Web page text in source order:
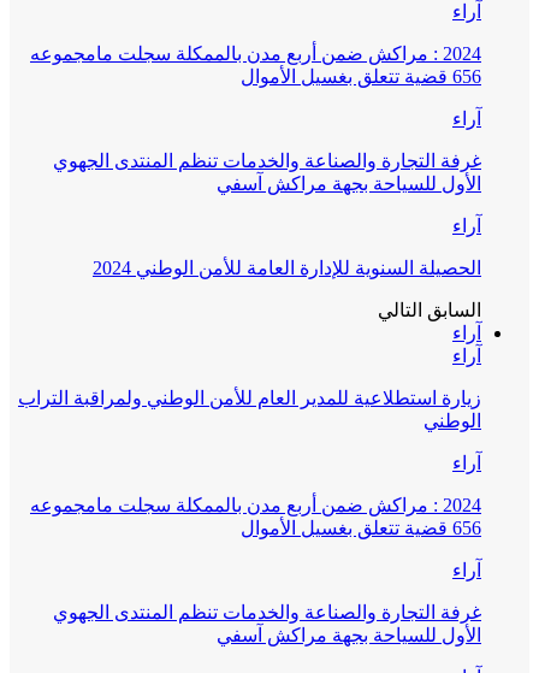
آراء
2024 : مراكش ضمن أربع مدن بالممكلة سجلت مامجموعه
656 قضية تتعلق بغسيل الأموال
آراء
غرفة التجارة والصناعة والخدمات تنظم المنتدى الجهوي
الأول للسياحة بجهة مراكش آسفي
آراء
الحصيلة السنوية للإدارة العامة للأمن الوطني 2024
السابق التالي
آراء
آراء
زيارة استطلاعية للمدير العام للأمن الوطني ولمراقبة التراب
الوطني
آراء
2024 : مراكش ضمن أربع مدن بالممكلة سجلت مامجموعه
656 قضية تتعلق بغسيل الأموال
آراء
غرفة التجارة والصناعة والخدمات تنظم المنتدى الجهوي
الأول للسياحة بجهة مراكش آسفي